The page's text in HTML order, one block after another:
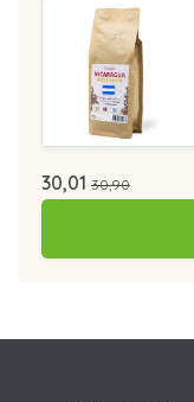
30,01 30,90